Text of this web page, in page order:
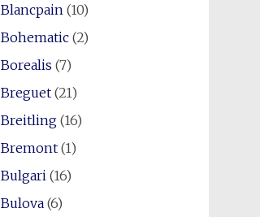
Blancpain (10)
Bohematic(2)
Borealis (7)
Breguet(21)
Breitling(16)
Bremont(1)
Bulgari (16)
Bulova(6)